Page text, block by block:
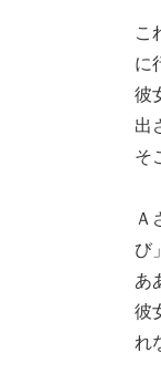
こ
に
彼
出
そ
Ａ
び
あ
彼
れ